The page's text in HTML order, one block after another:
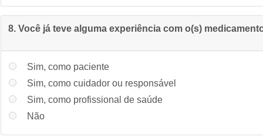
8. Você já teve alguma experiência com o(s)
Sim, como paciente
Sim, como cuidador ou responsável
Sim, como profissional de saúde
Não